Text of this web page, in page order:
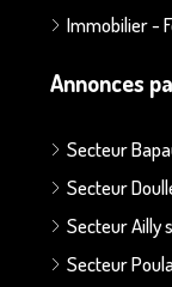
Immobilier -
Annonces
Secteur
Secteur
Secteur Ailly
Secteur